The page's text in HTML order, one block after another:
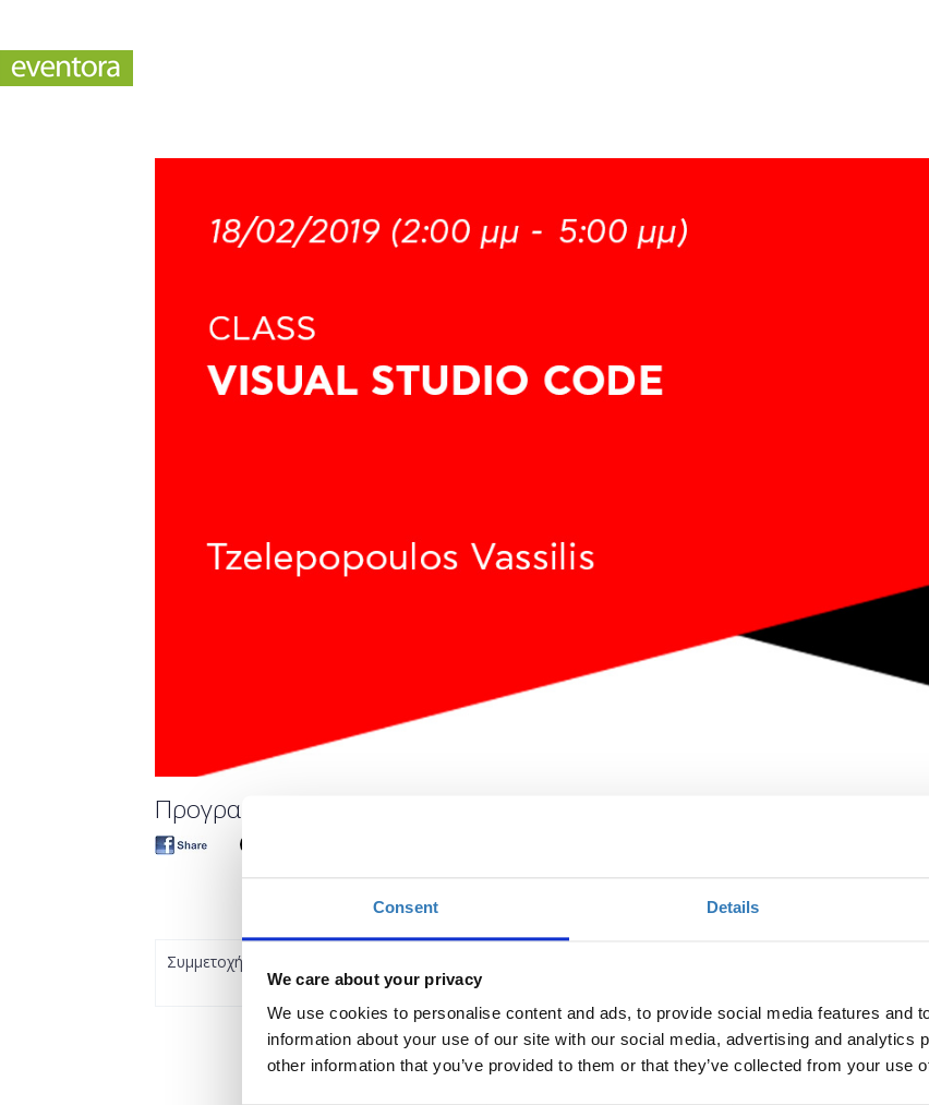
Consent Details
We care about your privacy
We use cookies to personalise content and ads, to provide social media features and
information about your use of our site with our social media, advertising and analytics
other information that you’ve provided to them or that they’ve collected from your use
Προγραμματισμός με Visual Studio Code
Συμμετοχή